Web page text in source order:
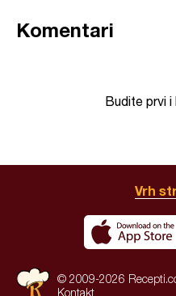
Komentari
Budite prvi
Vrh
© 2009-2026
Kontakt